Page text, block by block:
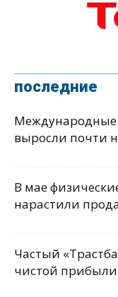
последние
Международные
выросли почти
В мае
нарастили
Частый
чистой